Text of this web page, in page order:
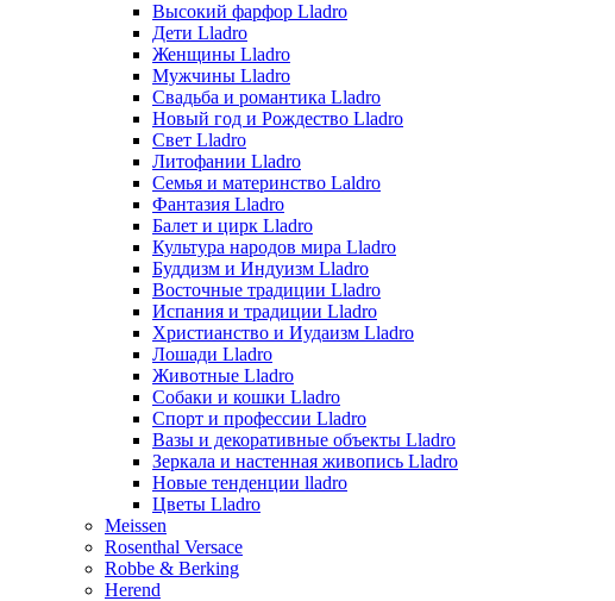
Высокий фарфор Lladro
Дети Lladro
Женщины Lladro
Мужчины Lladro
Свадьба и романтика Lladro
Новый год и Рождество Lladro
Свет Lladro
Литофании Lladro
Семья и материнство Laldro
Фантазия Lladro
Балет и цирк Lladro
Культура народов мира Lladro
Буддизм и Индуизм Lladro
Восточные традиции Lladro
Испания и традиции Lladro
Христианство и Иудаизм Lladro
Лошади Lladro
Животные Lladro
Собаки и кошки Lladro
Спорт и профессии Lladro
Вазы и декоративные объекты Lladro
Зеркала и настенная живопись Lladro
Новые тенденции lladro
Цветы Lladro
Meissen
Rosenthal Versace
Robbe & Berking
Herend